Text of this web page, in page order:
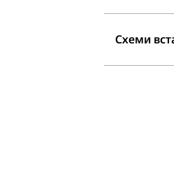
Схеми